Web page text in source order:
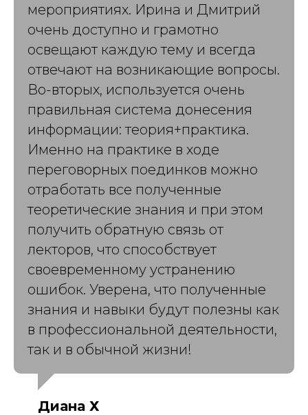
мероприятиях. Ирина и Дмитрий
очень доступно и грамотно
освещают каждую тему и всегда
отвечают на возникающие вопросы.
Во-вторых, используется очень
правильная система донесения
информации: теория+практика.
Именно на практике в ходе
переговорных поединков можно
отработать все полученные
теоретические знания и при этом
получить обратную связь от
лекторов, что способствует
своевременному устранению
ошибок. Уверена, что полученные
знания и навыки будут полезны как
в профессиональной деятельности,
так и в обычной жизни!
Диана Х